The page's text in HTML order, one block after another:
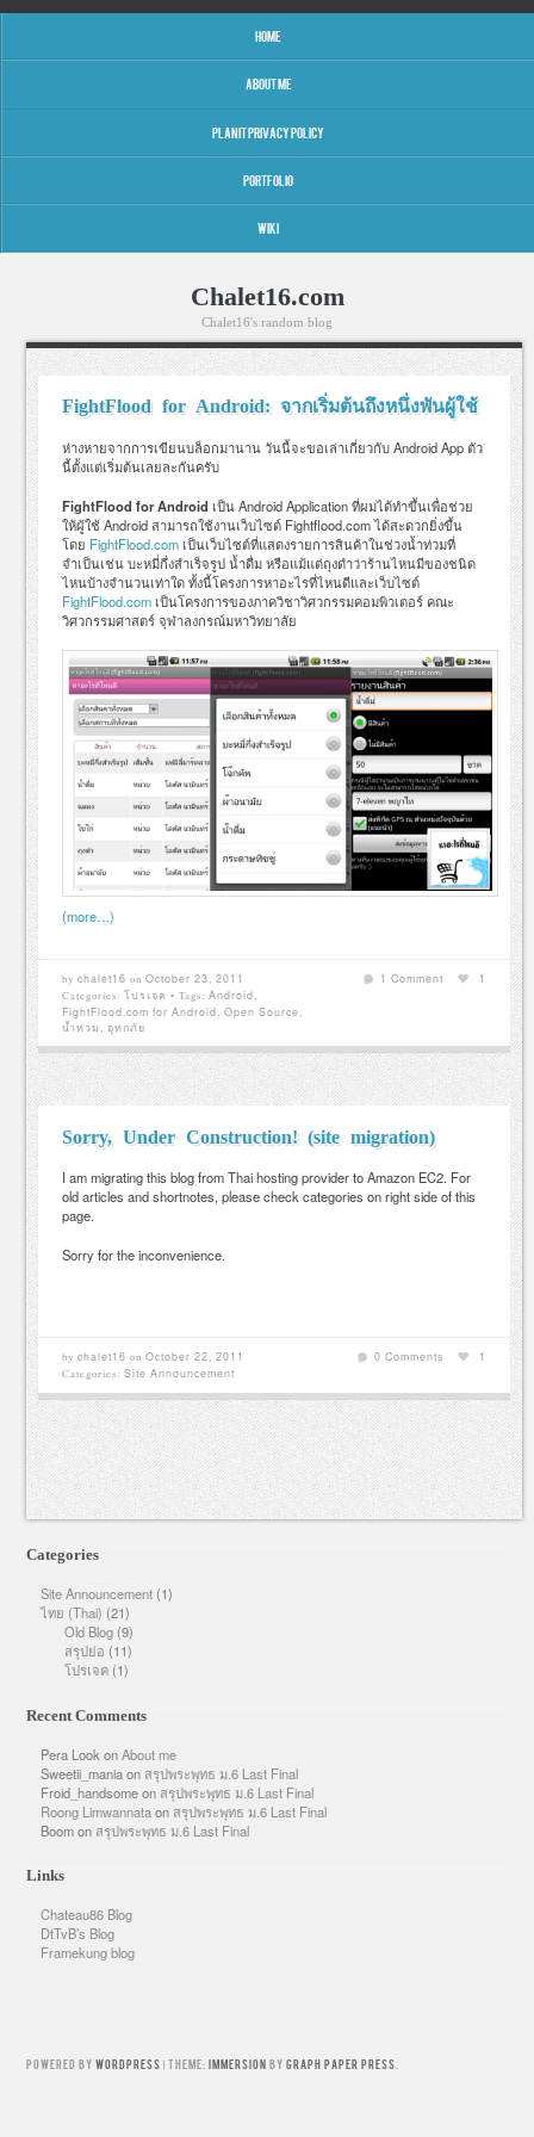
HOME
ABOUT ME
PLANIT PRIVACY POLICY
PORTFOLIO
WIKI
Chalet16.com
Chalet16's random blog
FightFlood for Android: จากเริ่มต้นถึงหนึ่งพันผู้ใช้
ห่างหายจากการเขียนบล็อกมานาน วันนี้จะขอเล่าเกี่ยวกับ Android App ตัว
นี้ตั้งแต่เริ่มต้นเลยละกันครับ
FightFlood for Android เป็น Android Application ที่ผมได้ทำขึ้นเพื่อช่วย
ให้ผู้ใช้ Android สามารถใช้งานเว็บไซต์ Fightflood.com ได้สะดวกยิ่งขึ้น
โดย FightFlood.com เป็นเว็บไซต์ที่แสดงรายการสินค้าในช่วงน้ำท่วมที่
จำเป็นเช่น บะหมี่กึ่งสำเร็จรูป น้ำดื่ม หรือแม้แต่ถุงดำว่าร้านไหนมีของชนิด
ไหนบ้างจำนวนเท่าใด ทั้งนี้โครงการหาอะไรที่ไหนดีและเว็บไซต์
FightFlood.com เป็นโครงการของภาควิชาวิศวกรรมคอมพิวเตอร์ คณะ
วิศวกรรมศาสตร์ จุฬาลงกรณ์มหาวิทยาลัย
(more…)
by chalet16 on October 23, 2011
Categories: โปรเจค •Tags:Android,
FightFlood.com for Android,Open Source,
น้ำท่วม , อุทกภัย
1 Comment 1
Sorry, Under Construction! (site migration)
I am migrating this blog from Thai hosting provider to Amazon EC2. For
old articles and shortnotes, please check categories on right side of this
page.
Sorry for the inconvenience.
by chalet16 on October 22, 2011
Categories: Site Announcement
0 Comments 1
Post navigation
Categories
Site Announcement(1)
ไทย (Thai) (21)
Old Blog(9)
สรุปย่อ (11)
โปรเจค(1)
Recent Comments
Pera Look onAbout me
Sweetii_maniaon สรุปพระพุทธ ม.6 Last Final
Froid_handsomeon สรุปพระพุทธ ม.6 Last Final
Roong Limwannataon สรุปพระพุทธ ม.6 Last Final
Boomon สรุปพระพุทธ ม.6 Last Final
Links
Chateau86 Blog
DtTvB’s Blog
Framekung blog
Powered byWordPress Theme:Immersion byGraph Paper Press.